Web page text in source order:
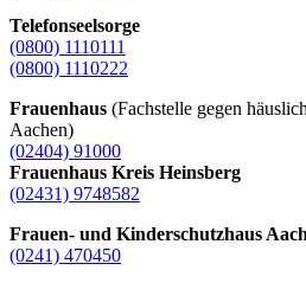
Telefonseelsorge
(0800) 1110111
(0800) 1110222
Frauenhaus (Fachstelle gegen
Aachen)
(02404) 91000
Frauenhaus Kreis Heinsberg
(02431) 9748582
Frauen- und Kinderschutzhaus
(0241) 470450